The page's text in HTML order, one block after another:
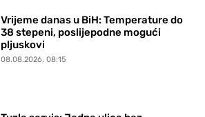
Vrijeme danas u BiH: Temperature do
38 stepeni, poslijepodne mogući
pljuskovi
08.08.2026. 08:15